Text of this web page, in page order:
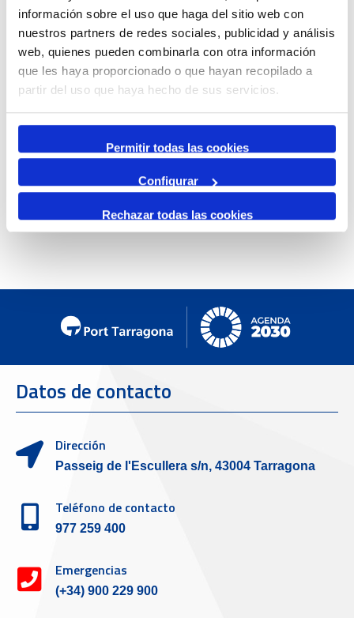
información sobre el uso que haga del sitio web con
nuestros partners de redes sociales, publicidad y análisis
web, quienes pueden combinarla con otra información
que les haya proporcionado o que hayan recopilado a
partir del uso que haya hecho de sus servicios.
Permitir todas las cookies
Configurar
Rechazar todas las cookies
Mensual
Ir al mes específico
Día Anterior
Siguiente Día
Datos de contacto
Dirección
Passeig de l'Escullera s/n, 43004 Tarragona
Teléfono de contacto
977 259 400
Emergencias
(+34) 900 229 900